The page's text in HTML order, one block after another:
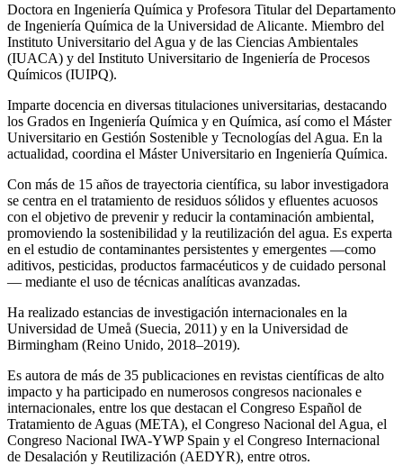
Doctora en Ingeniería Química y Profesora Titular del Departamento
de Ingeniería Química de la Universidad de Alicante. Miembro del
Instituto Universitario del Agua y de las Ciencias Ambientales
(IUACA) y del Instituto Universitario de Ingeniería de Procesos
Químicos (IUIPQ).
Imparte docencia en diversas titulaciones universitarias, destacando
los Grados en Ingeniería Química y en Química, así como el Máster
Universitario en Gestión Sostenible y Tecnologías del Agua. En la
actualidad, coordina el Máster Universitario en Ingeniería Química.
Con más de 15 años de trayectoria científica, su labor investigadora
se centra en el tratamiento de residuos sólidos y efluentes acuosos
con el objetivo de prevenir y reducir la contaminación ambiental,
promoviendo la sostenibilidad y la reutilización del agua. Es experta
en el estudio de contaminantes persistentes y emergentes —como
aditivos, pesticidas, productos farmacéuticos y de cuidado personal
— mediante el uso de técnicas analíticas avanzadas.
Ha realizado estancias de investigación internacionales en la
Universidad de Umeå (Suecia, 2011) y en la Universidad de
Birmingham (Reino Unido, 2018–2019).
Es autora de más de 35 publicaciones en revistas científicas de alto
impacto y ha participado en numerosos congresos nacionales e
internacionales, entre los que destacan el Congreso Español de
Tratamiento de Aguas (META), el Congreso Nacional del Agua, el
Congreso Nacional IWA‑YWP Spain y el Congreso Internacional
de Desalación y Reutilización (AEDYR), entre otros.